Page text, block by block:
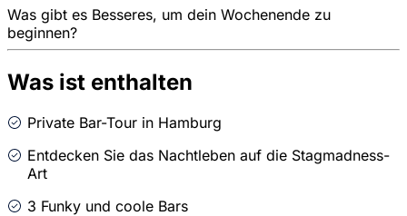
Was gibt es Besseres, um dein Wochenende zu
beginnen?
Was ist enthalten
Private Bar-Tour in Hamburg
Entdecken Sie das Nachtleben auf die Stagmadness-
Art
3 Funky und coole Bars